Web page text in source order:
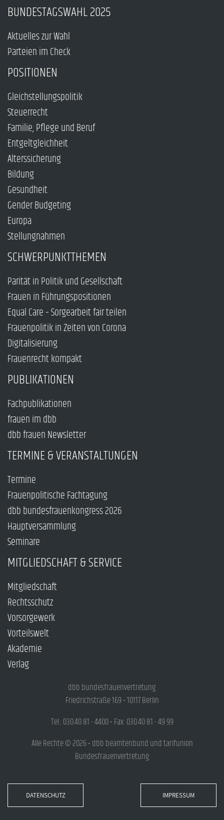
BUNDESTAGSWAHL 2025
Aktuelles zur Wahl
Parteien im Check
POSITIONEN
Gleichstellungspolitik
Steuerrecht
Familie, Pflege und Beruf
Entgeltgleichheit
Alterssicherung
Bildung
Gesundheit
Gender Budgeting
Europa
Stellungnahmen
SCHWERPUNKTTHEMEN
Parität in Politik und Gesellschaft
Frauen in Führungspositionen
Equal Care – Sorgearbeit fair teilen
Frauenpolitik in Zeiten von Corona
Digitalisierung
Frauenrecht kompakt
PUBLIKATIONEN
Fachpublikationen
frauen im dbb
dbb frauen Newsletter
TERMINE & VERANSTALTUNGEN
Termine
Frauenpolitische Fachtagung
dbb bundesfrauenkongress 2026
Hauptversammlung
Seminare
MITGLIEDSCHAFT & SERVICE
Mitgliedschaft
Rechtsschutz
Vorsorgewerk
Vorteilswelt
Akademie
Verlag
dbb bundesfrauenvertretung
Friedrichstraße 169 • 10117 Berlin
Tel.: 030.40 81 - 4400 • Fax: 030.40 81 - 49 99
Alle Rechte © 2026 • dbb beamtenbund und tarifunion
Bundesfrauenvertretung
DATENSCHUTZ IMPRESSUM